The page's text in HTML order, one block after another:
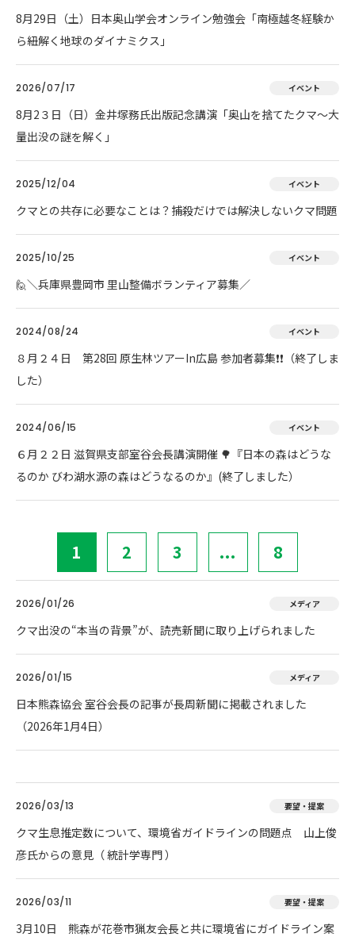
8月29日（土）日本奥山学会オンライン勉強会「南極越冬経験か
ら紐解く地球のダイナミクス」
2026/07/17 イベント
8月2３日（日）金井塚務氏出版記念講演「奥山を捨てたクマ～大
量出没の謎を解く」
2025/12/04 イベント
クマとの共存に必要なことは？捕殺だけでは解決しないクマ問題
2025/10/25 イベント
🙋＼兵庫県豊岡市 里山整備ボランティア募集／
2024/08/24 イベント
８月２４日 第28回 原生林ツアーIn広島 参加者募集❗❗（終了しま
した）
2024/06/15 イベント
６月２２日 滋賀県支部室谷会長講演開催 🌳『日本の森はどうな
るのか びわ湖水源の森はどうなるのか』(終了しました）
1 2 3 ... 8
2026/01/26 メディア
クマ出没の“本当の背景”が、読売新聞に取り上げられました
2026/01/15 メディア
日本熊森協会 室谷会長の記事が長周新聞に掲載されました
（2026年1月4日）
2026/03/13 要望・提案
クマ生息推定数について、環境省ガイドラインの問題点 山上俊
彦氏からの意見（ 統計学専門 ）
2026/03/11 要望・提案
3月10日 熊森が花巻市猟友会長と共に環境省にガイドライン案